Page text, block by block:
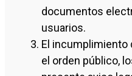
documentos
usuarios.
El incumplimiento
el orden público,